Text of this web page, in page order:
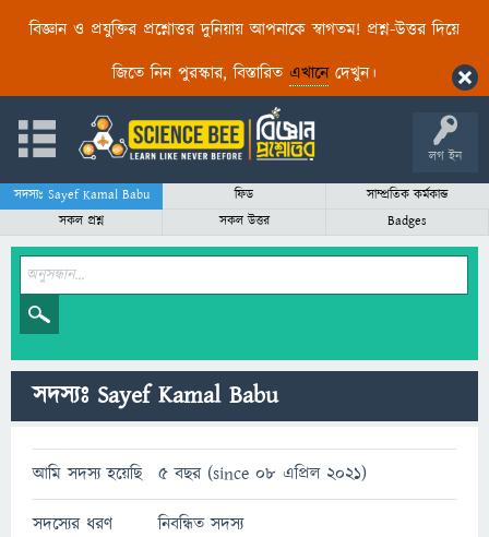
বিজ্ঞান ও প্রযুক্তির প্রশ্নোত্তর দুনিয়ায় আপনাকে স্বাগতম! প্রশ্ন-উত্তর দিয়ে
জিতে নিন পুরস্কার, বিস্তারিত এখানেদেখুন।
লগ ইন
সদস্যঃ Sayef Kamal Babu ফিড
সাম্প্রতিক কর্মকান্ড
সকল প্রশ্ন
সকল উত্তর Badges
সদস্যঃ Sayef Kamal Babu
আমি সদস্য হয়েছি 5 বছর (since 08 এপ্রিল 2021)
সদস্যের ধরণ নিবন্ধিত সদস্য